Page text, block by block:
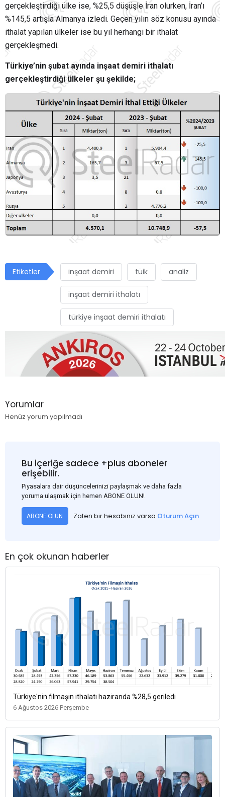
gerçekleştirdiği ülke ise, %25,5 düşüşle İran olurken, İran’ı
%145,5 artışla Almanya izledi. Geçen yılın söz konusu ayında
ithalat yapılan ülkeler ise bu yıl herhangi bir ithalat
gerçekleşmedi.
Türkiye’nin şubat ayında inşaat demiri ithalatı
gerçekleştirdiği ülkeler şu şekilde;
Etiketler inşaat demiri tüik analiz
inşaat demiri ithalatı
türkiye inşaat demiri ithalatı
Yorumlar
Henüz yorum yapılmadı
Bu içeriğe sadece +plus aboneler
erişebilir.
Piyasalara dair düşüncelerinizi paylaşmak ve daha fazla
yoruma ulaşmak için hemen ABONE OLUN!
ABONE OLUN Zaten bir hesabınız varsa Oturum Açın
En çok okunan haberler
Türkiye'nin filmaşin ithalatı haziranda %28,5 geriledi
6 Ağustos 2026 Perşembe